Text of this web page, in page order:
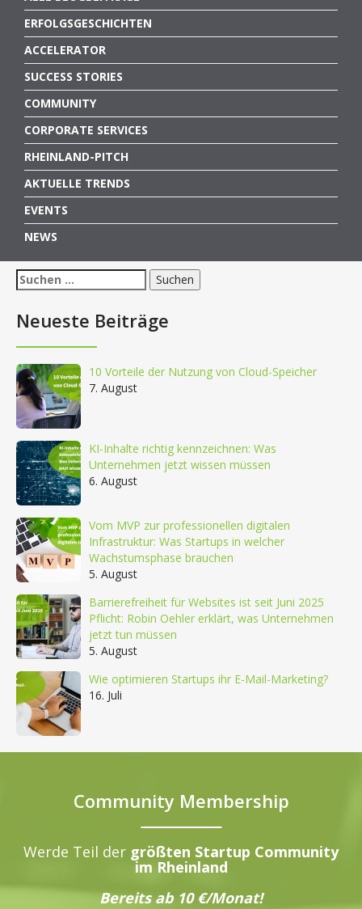
ERFOLGSGESCHICHTEN
ACCELERATOR
SUCCESS STORIES
COMMUNITY
CORPORATE SERVICES
RHEINLAND-PITCH
AKTUELLE TRENDS
EVENTS
NEWS
Suchen
nach:
Neueste Beiträge
10 Vorteile der Nutzung von Cloud-Speicher
7. August
KI-Inhalte richtig kennzeichnen: Was
Unternehmen jetzt wissen müssen
6. August
Vom MVP zur professionellen digitalen
Infrastruktur: Was Startups in welcher
Wachstumsphase brauchen
5. August
Barrierefreiheit für Websites ist seit Juni 2025
Pflicht: Robin Oehler erklärt, was Unternehmen
jetzt tun müssen
5. August
Wie optimieren Startups ihr E-Mail-Marketing?
16. Juli
Community Membership
Werde Teil der größten Startup Community
im Rheinland
Bereits ab 10 €/Monat!